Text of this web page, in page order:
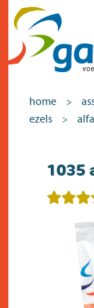
het
home >
ezels >
1035